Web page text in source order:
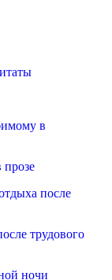
трудового